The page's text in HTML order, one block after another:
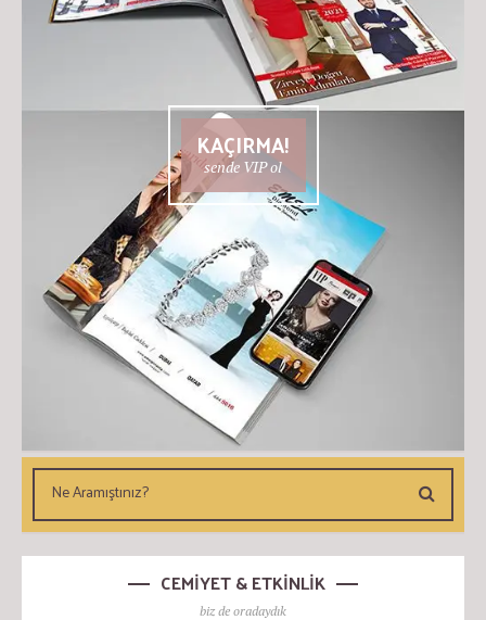
KAÇIRMA!
sende VIP ol
CEMİYET & ETKİNLİK
biz de oradaydık